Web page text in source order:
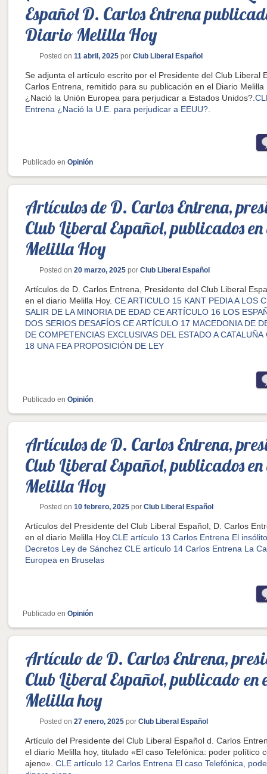
Español D. Carlos Entrena
Diario Melilla Hoy
Posted on 11 abril, 2025 por Club Liberal Español
Se adjunta el artículo escrito por el Presidente del Club Liberal
Carlos Entrena, remitido para su publicación en el Diario Melilla
¿Nació la Unión Europea para perjudicar a Estados Unidos?.
Entrena ¿Nació la U.E. para perjudicar a EEUU?.
Publicado en Opinión
Artículos de D. Carlos Entrena,
Club Liberal Español, publicados
Melilla Hoy
Posted on 20 marzo, 2025 por Club Liberal Español
Artículos de D. Carlos Entrena, Presidente del Club Liberal
en el diario Melilla Hoy. CE ARTICULO 15 KANT PEDIA A LOS
SALIR DE LA MINORIA DE EDAD CE ARTÍCULO 16 LOS
DOS SERIOS DESAFÍOS CE ARTÍCULO 17 MACEDONIA DE
DE COMPETENCIAS EXCLUSIVAS DEL ESTADO A CATALUÑA
18 UNA FEA PROPOSICIÓN DE LEY
Publicado en Opinión
Artículos de D. Carlos Entrena,
Club Liberal Español, publicados
Melilla Hoy
Posted on 10 febrero, 2025 por Club Liberal Español
Artículos del Presidente del Club Liberal Español, D. Carlos
en el diario Melilla Hoy.CLE artículo 13 Carlos Entrena El
Decretos Ley de Sánchez CLE artículo 14 Carlos Entrena La
Europea en Bruselas
Publicado en Opinión
Artículo de D. Carlos Entrena,
Club Liberal Español, publicado
Melilla hoy
Posted on 27 enero, 2025 por Club Liberal Español
Artículo del Presidente del Club Liberal Español d. Carlos
el diario Melilla hoy, titulado «El caso Telefónica: poder político
ajeno». CLE artículo 12 Carlos Entrena El caso Telefónica,